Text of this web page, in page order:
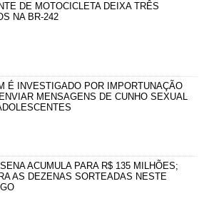
DE MOTOCICLETA DEIXA TRÊS
NA BR-242
É INVESTIGADO POR IMPORTUNAÇÃO
MENSAGENS DE CUNHO SEXUAL
ACUMULA PARA R$ 135 MILHÕES;
AS DEZENAS SORTEADAS NESTE